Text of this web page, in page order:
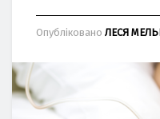
Опубліковано ЛЕСЯ